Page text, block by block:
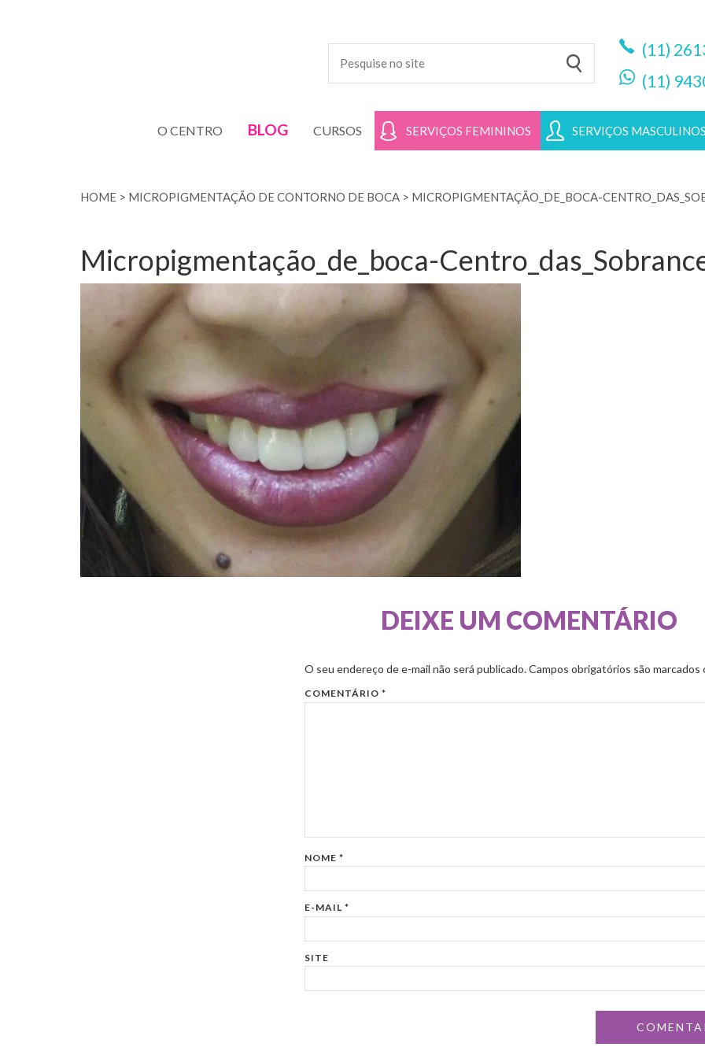
(11)
(11)
O CENTRO BLOG CURSOS SERVIÇOS FEMININOS SERVIÇOS MASCULINOS
HOME > MICROPIGMENTAÇÃO DE CONTORNO DE BOCA > MICROPIGMENTAÇÃO_DE_BOCA-
Micropigmentação_de_boca-
DEIXE UM COMENTÁRIO
O seu endereço de e-mail não será publicado.Campos obrigatórios são marcados
COMENTÁRIO *
NOME *
E-MAIL *
SITE